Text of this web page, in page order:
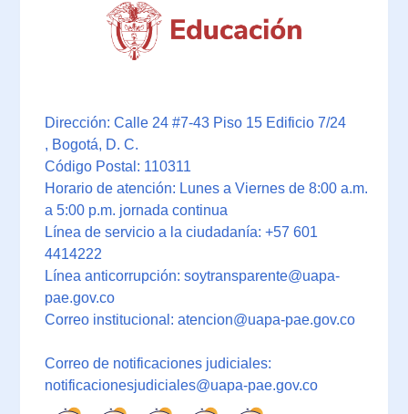
Dirección: Calle 24 #7-43 Piso 15 Edificio 7/24
, Bogotá, D. C.
Código Postal: 110311
Horario de atención: Lunes a Viernes de 8:00 a.m.
a 5:00 p.m. jornada continua
Línea de servicio a la ciudadanía: +57 601
4414222
Línea anticorrupción: soytransparente@uapa-
pae.gov.co
Correo institucional: atencion@uapa-pae.gov.co
Correo de notificaciones judiciales:
notificacionesjudiciales@uapa-pae.gov.co